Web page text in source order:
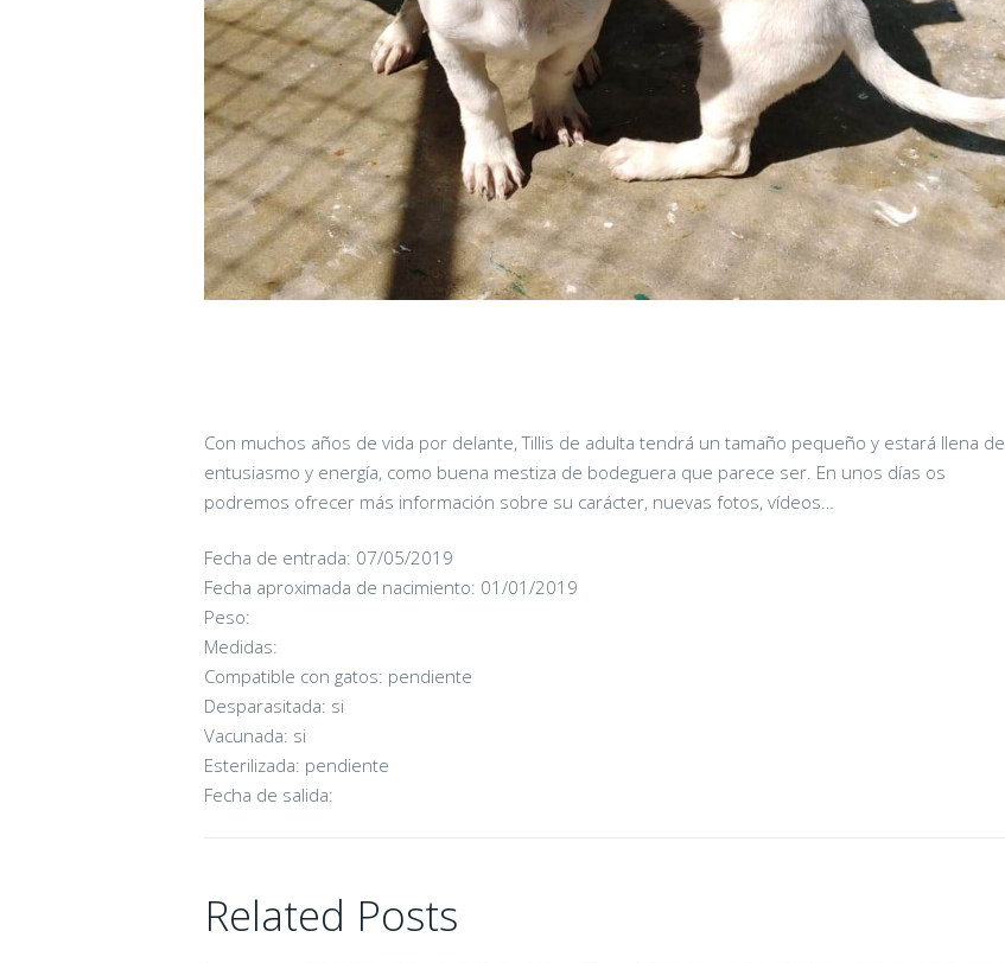
Con muchos años de vida por delante, Tillis de adulta tendrá un tamaño pequeño y estará llena de
entusiasmo y energía, como buena mestiza de bodeguera que parece ser. En unos días os
podremos ofrecer más información sobre su carácter, nuevas fotos, vídeos…
Fecha de entrada: 07/05/2019
Fecha aproximada de nacimiento: 01/01/2019
Peso:
Medidas:
Compatible con gatos: pendiente
Desparasitada: si
Vacunada: si
Esterilizada: pendiente
Fecha de salida:
Related Posts
CANDY
16/06/2026